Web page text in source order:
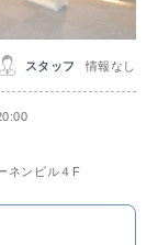
スタッフ 情報なし
ネンビル４F